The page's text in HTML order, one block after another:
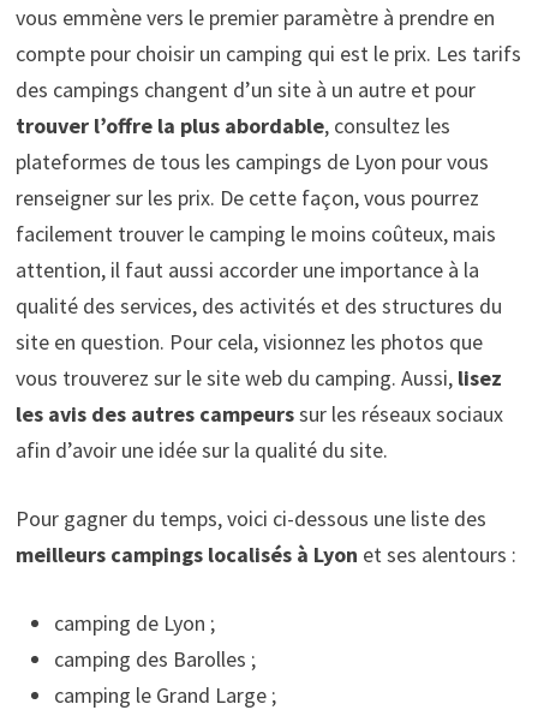
vous emmène vers le premier paramètre à prendre en
compte pour choisir un camping qui est le prix. Les tarifs
des campings changent d’un site à un autre et pour
trouver l’offre la plus abordable, consultez les
plateformes de tous les campings de Lyon pour vous
renseigner sur les prix. De cette façon, vous pourrez
facilement trouver le camping le moins coûteux, mais
attention, il faut aussi accorder une importance à la
qualité des services, des activités et des structures du
site en question. Pour cela, visionnez les photos que
vous trouverez sur le site web du camping. Aussi, lisez
les avis des autres campeurssur les réseaux sociaux
afin d’avoir une idée sur la qualité du site.
Pour gagner du temps, voici ci-dessous une liste des
meilleurs campings localisés à Lyon et ses alentours :
camping de Lyon ;
camping des Barolles ;
camping le Grand Large ;